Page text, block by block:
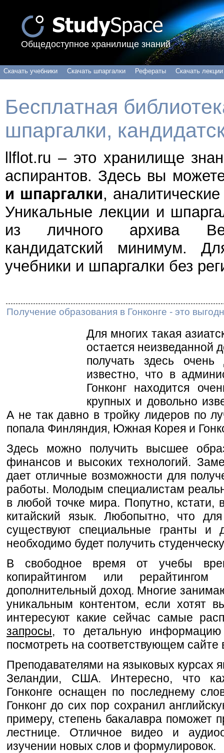
Общедоступное хранилище знаний
Скачать учебники Скачать шпаргалки Рефераты Скачать лекции
Бесплатная
шпаргалки,
llflot.ru – это хранилище
аспирантов. Здесь вы
и шпаргалки,
Уникальные лекции и
из личного архива
кандидатский минимум.
учебники и шпаргалки без
Получение образования в Гонконге - это
Для многих такая
остается неизведанной
получать здесь
известно, что в
Гонконг находится
крупных и довольно
А не так давно в тройку лидеров по
попала Финляндия, Южная Корея и
Здесь можно получить высшее
финансов и высоких технологий.
дает отличные возможности для
работы. Молодым специалистам
в любой точке мира. Попутно, кстати,
китайский язык. Любопытно, что
существуют специальные гранты и
необходимо будет получить
В свободное время от учебы
копирайтингом или
дополнительный доход. Многие
уникальным контентом, если хотят
интересуют какие сейчас самые
запросы, то детальную информацию
посмотреть на соответствующем
Преподавателями на языковых курсах
Зеландии, США. Интересно, что
Гонконге оснащен по последнему
Гонконг до сих пор сохранил
примеру, степень бакалавра поможет
лестнице. Отличное видео и
изучении новых слов и формулировок.